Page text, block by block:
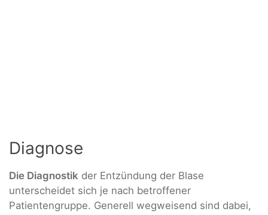
Diagnose
Die Diagnostik der Entzündung der Blase
unterscheidet sich je nach betroffener
Patientengruppe. Generell wegweisend sind dabei,